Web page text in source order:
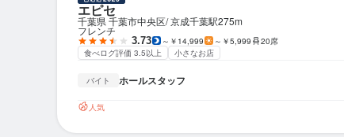
エピセ
千葉県 千葉市中央区 京成千葉駅275m
フレンチ
3.73 ～￥14,999 ～￥5,999
20席
食べログ評価 3.5以上
小さなお店
バイト ホールスタッフ
人気